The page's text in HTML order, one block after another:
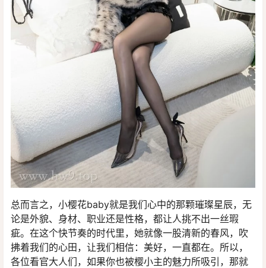
总而言之，小樱花baby就是我们心中的那颗璀璨星辰，无
论是外貌、身材、职业还是性格，都让人挑不出一丝瑕
疵。在这个快节奏的时代里，她就像一股清新的春风，吹
拂着我们的心田，让我们相信：美好，一直都在。所以，
各位看官大人们，如果你也被樱小主的魅力所吸引，那就